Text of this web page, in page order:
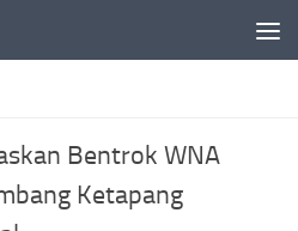
Bentrok WNA
Ketapang